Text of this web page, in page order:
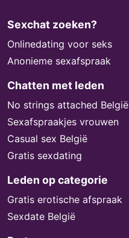
Sexchat zoeken?
Onlinedating voor seks
Anonieme sexafspraak
Chatten met leden
No strings attached België
Sexafspraakjes vrouwen
Casual sex België
Gratis sexdating
Leden op categorie
Gratis erotische afspraak
Sexdate België